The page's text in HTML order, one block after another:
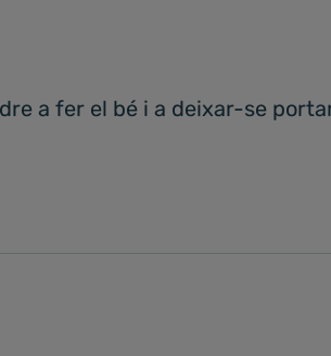
a fer el bé i a deixar-se